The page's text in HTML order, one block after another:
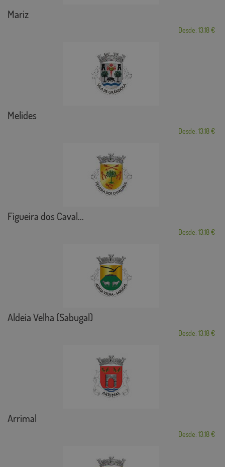
Mariz
Desde: 13,18 €
Melides
Desde: 13,18 €
Figueira dos Caval...
Desde: 13,18 €
Aldeia Velha (Sabugal)
Desde: 13,18 €
Arrimal
Desde: 13,18 €